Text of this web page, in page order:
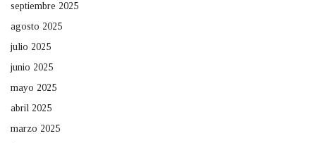
septiembre 2025
agosto 2025
julio 2025
junio 2025
mayo 2025
abril 2025
marzo 2025